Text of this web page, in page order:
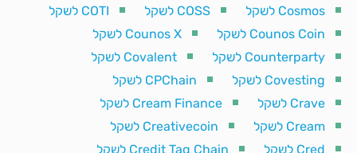
Cosmos לשקל
COSS לשקל
COTI לשקל
Counos Coin לשקל
Counos X לשקל
Counterparty לשקל
Covalent לשקל
Covesting לשקל
CPChain לשקל
Crave לשקל
Cream Finance לשקל
Cream לשקל
Creativecoin לשקל
Cred לשקל
Credit Tag Chain לשקל